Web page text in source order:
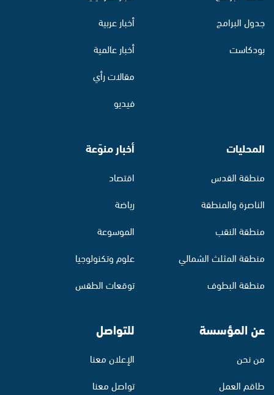
جدول البرامج
بودكاست
أخبار عربية
أخبار عالمية
مقالات رأي
فيديو
المحليات
منطقة القدس
الناصرة والمنطقة
منطقة النقب
منطقة المثلث الشمالي
منطقة البطوف
أخبار منوّعة
اقتصاد
رياضة
الموسوعة
علوم وتكنولوجيا
توقعات الطقس
عن المؤسسة
من نحن
طاقم العمل
للتواصل
الإعلان معنا
تواصل معنا